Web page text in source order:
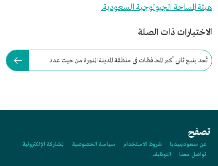
هيئة المساحة الجيولوجية السعودية.
الاختبارات ذات الصلة
تُعد ينبع ثاني أكبر المحافظات في منطقة المدينة المنورة من حيث عدد
تصفح
عن سعوديبيديا شروط الاستخدام سياسة الخصوصية
المشاركة الإلكترونية
تواصل معنا
التوظيف